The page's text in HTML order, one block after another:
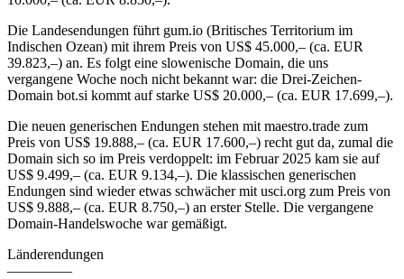
Die Landesendungen führt gum.io (Britisches Territorium im
Indischen Ozean) mit ihrem Preis von US$ 45.000,– (ca. EUR
39.823,–) an. Es folgt eine slowenische Domain, die uns
vergangene Woche noch nicht bekannt war: die Drei-Zeichen-
Domain bot.si kommt auf starke US$ 20.000,– (ca. EUR 17.699,–).
Die neuen generischen Endungen stehen mit maestro.trade zum
Preis von US$ 19.888,– (ca. EUR 17.600,–) recht gut da, zumal die
Domain sich so im Preis verdoppelt: im Februar 2025 kam sie auf
US$ 9.499,– (ca. EUR 9.134,–). Die klassischen generischen
Endungen sind wieder etwas schwächer mit usci.org zum Preis von
US$ 9.888,– (ca. EUR 8.750,–) an erster Stelle. Die vergangene
Domain-Handelswoche war gemäßigt.
Länderendungen
————–